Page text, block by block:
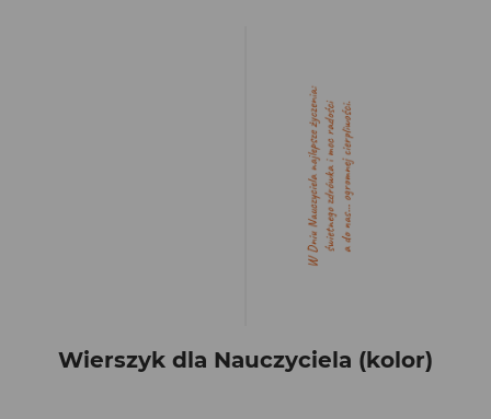
Wierszyk dla Nauczyciela (kolor)